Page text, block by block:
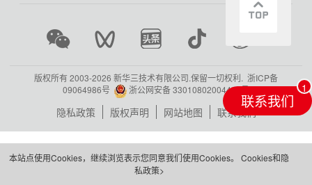
版权所有 2003-2026 新华三技术有限公司.保留一切权利. 浙ICP备
09064986号
浙公网安备 33010802004416号
隐私政策 版权声明 网站地图 联系我们
联系我们
本站点使用Cookies，继续浏览表示您同意我们使用Cookies。 Cookies和隐
私政策>